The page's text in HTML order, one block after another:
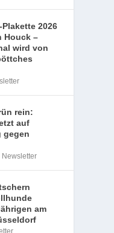
2026
Houck –
wird von
rein:
auf
gegen
Newsletter
am